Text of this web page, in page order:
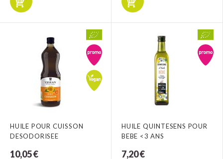
HUILE POUR CUISSON
DESODORISEE
10,05 €
HUILE QUINTESENS POUR
BEBE <3 ANS
7,20 €